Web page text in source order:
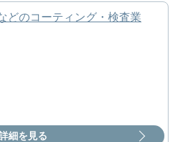
どのコーティング・検査業
細を見る